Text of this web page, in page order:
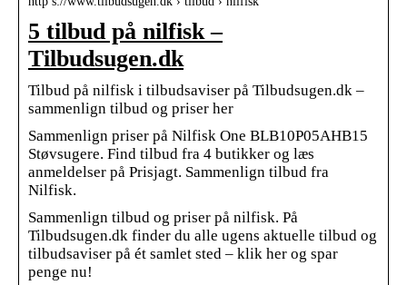
5 tilbud på nilfisk –
Tilbudsugen.dk
Tilbud på nilfisk i tilbudsaviser på Tilbudsugen.dk –
sammenlign tilbud og priser her
Sammenlign priser på Nilfisk One BLB10P05AHB15
Støvsugere. Find tilbud fra 4 butikker og læs
anmeldelser på Prisjagt. Sammenlign tilbud fra
Nilfisk.
Sammenlign tilbud og priser på nilfisk. På
Tilbudsugen.dk finder du alle ugens aktuelle tilbud og
tilbudsaviser på ét samlet sted – klik her og spar
penge nu!